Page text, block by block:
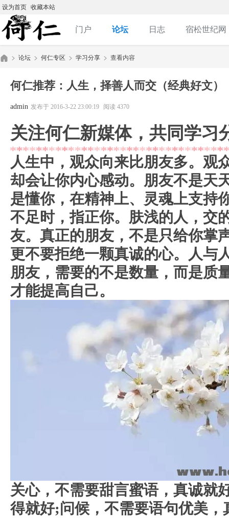
设为首页 收藏本站
门户 论坛 日志 宿松世纪网
论坛 何仁专区 学习分享 查看内容
何仁推荐：人生，择善人而交（经典好文）
admin 发布于 2016-3-22 23:00:19 阅读 4370
关注何仁新媒体，共同学习
人生中，观众向来比朋友多。 观
却会让你内心感动。朋友不是天
是懂你，在精神上、灵魂上支持
不足时，指正你。肤浅的人，交
友。真正的朋友，不是只给你掌
更不要拒绝一颗真诚的心。人与
朋友，需要的不是数量，而是质
才能提高自己。
关心，不需要甜言蜜语，真诚就
得就好;问候，不需要语句优美